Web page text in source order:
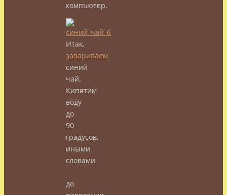
компьютер.
Итак,
завариваем
синий
чай.
Кипятим
воду
до
90
градусов,
иными
словами
–
до